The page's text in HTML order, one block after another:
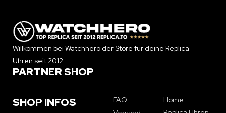
Willkommen bei Watchhero der Store für deine Replica
Uhren seit 2012.
PARTNER SHOP
SHOP INFOS
FAQ
Home